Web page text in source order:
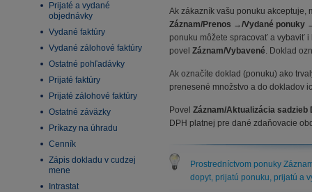
Prijaté a vydané
objednávky
Vydané faktúry
Vydané zálohové faktúry
Ostatné pohľadávky
Prijaté faktúry
Prijaté zálohové faktúry
Ostatné záväzky
Príkazy na úhradu
Cenník
Zápis dokladu v cudzej
mene
Intrastat
Ak zákazník vašu ponuku
Záznam/Prenos →/Vydané ponuky
ponuku môžete spracovať a vybaviť
povel Záznam/Vybavené. Doklad
Ak označíte doklad (ponuku) ako
prenesené množstvo a do dokladov
Povel Záznam/Aktualizácia sadzieb
DPH platnej pre dané zdaňovacie
Prostredníctvom ponuky
dopyt, prijatú ponuku, prijatú a